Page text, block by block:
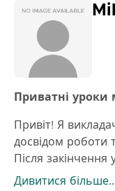
додаткові
Моя мета — щоб
вирішенні
математику як
застосувати — не
Приватні
Привіт! Я
досвідом роботи
Після
середній школі,
Дивитися